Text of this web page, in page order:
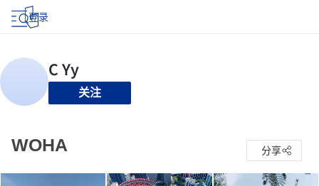
登录
关注
WOHA 分享